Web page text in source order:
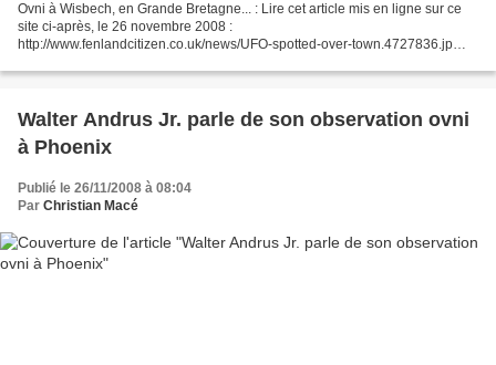
Ovni à Wisbech, en Grande Bretagne... : Lire cet article mis en ligne sur ce
site ci-après, le 26 novembre 2008 :
http://www.fenlandcitizen.co.uk/news/UFO-spotted-over-town.4727836.jp
Walter Andrus Jr. parle de son observation ovni
à Phoenix
Publié le 26/11/2008 à 08:04
Par Christian Macé